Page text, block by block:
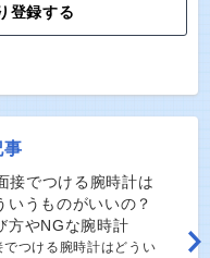
登録する
事
でつける腕時計はどうい